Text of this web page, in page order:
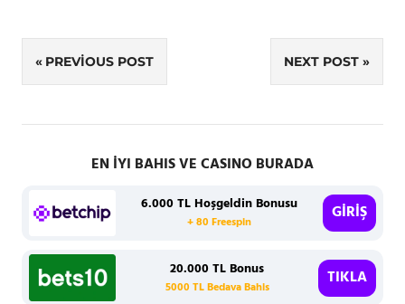
Yazı
gezinmesi
PREVIOUS POST NEXT POST
EN İYI BAHIS VE CASINO BURADA
6.000 TL Hoşgeldin Bonusu
+ 80 Freespin GİRİŞ
20.000 TL Bonus
5000 TL Bedava Bahis TIKLA